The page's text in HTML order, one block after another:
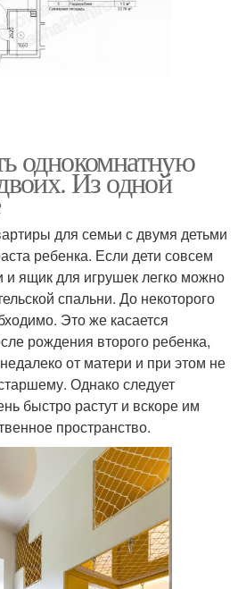
однокомнатную
Из одной
для семьи с двумя детьми
ребенка. Если дети совсем
и ящик для игрушек легко можно
спальни. До некоторого
Это же касается
рождения второго ребенка,
от матери и при этом не
Однако следует
быстро растут и вскоре им
пространство.